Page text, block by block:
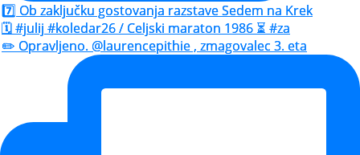
7️⃣ Ob zaključku gostovanja razstave Sedem na Krek
🗓️ #julij #koledar26 / Celjski maraton 1986 ⏳ #za
✏️ Opravljeno. @laurencepithie , zmagovalec 3. eta